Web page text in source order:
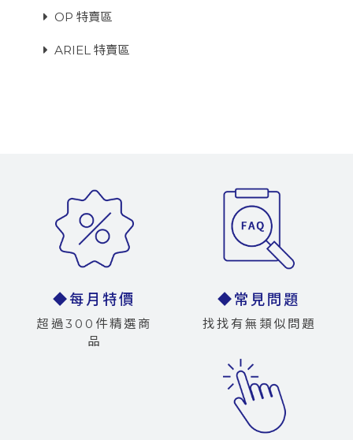
OP 特賣區
ARIEL 特賣區
◆每月特價
超過300件精選商
品
◆常見問題
找找有無類似問題